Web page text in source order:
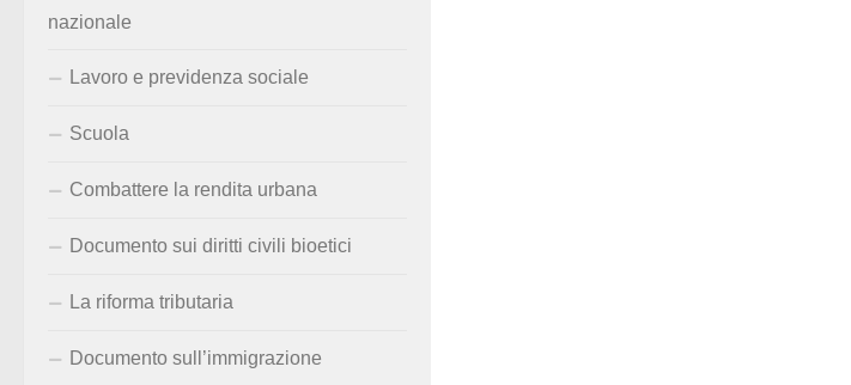
nazionale
Lavoro e previdenza sociale
Scuola
Combattere la rendita urbana
Documento sui diritti civili bioetici
La riforma tributaria
Documento sull’immigrazione